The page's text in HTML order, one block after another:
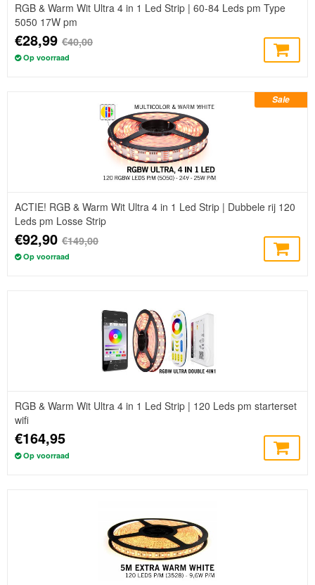
RGB & Warm Wit Ultra 4 in 1 Led Strip | 60-84 Leds pm Type
5050 17W pm
€28,99 €40,00
Op voorraad
Sale
ACTIE! RGB & Warm Wit Ultra 4 in 1 Led Strip | Dubbele rij 120
Leds pm Losse Strip
€92,90 €149,00
Op voorraad
RGB & Warm Wit Ultra 4 in 1 Led Strip | 120 Leds pm starterset
wifi
€164,95
Op voorraad